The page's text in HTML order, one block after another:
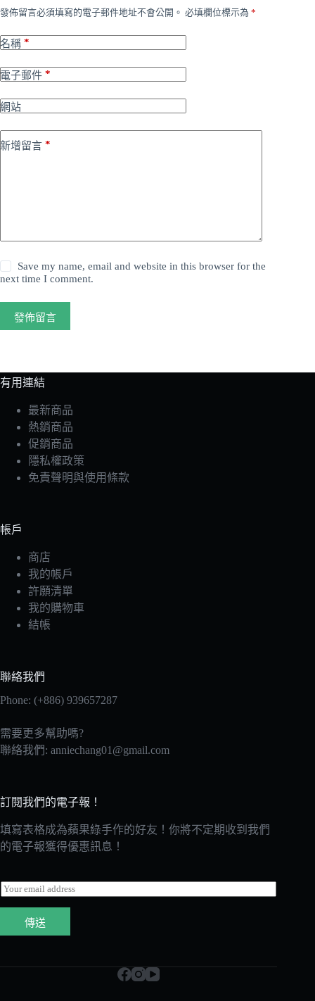
發佈留言必須填寫的電子郵件地址不會公開。 必填欄位標示為 *
名稱 *
電子郵件 *
網站
新增留言 *
Save my name, email and website in this browser for the
next time I comment.
發佈留言
有用連結
最新商品
熱銷商品
促銷商品
隱私權政策
免責聲明與使用條款
帳戶
商店
我的帳戶
許願清單
我的購物車
結帳
聯絡我們
Phone: (+886) 939657287
需要更多幫助嗎?
聯絡我們: anniechang01@gmail.com
訂閱我們的電子報！
填寫表格成為蘋果綠手作的好友！你將不定期收到我們
的電子報獲得優惠訊息！
E
m
a
l
傳送